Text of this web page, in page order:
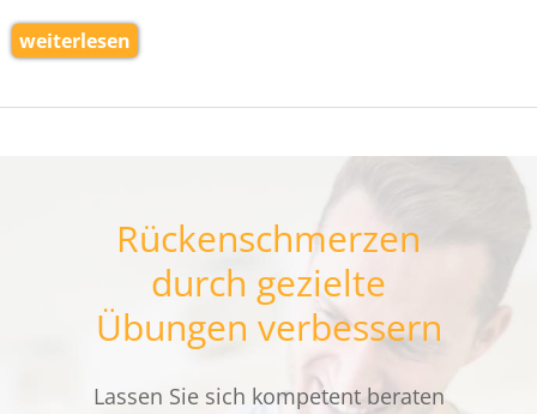
weiterlesen
Rückenschmerzen
durch gezielte
Übungen verbessern
Lassen Sie sich kompetent beraten